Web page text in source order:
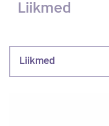
Liikmed
Liikmed